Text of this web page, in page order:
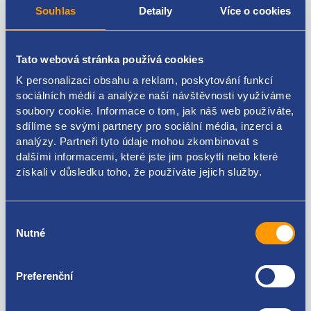
Souhlas Detaily Více o cookies
Tato webová stránka používá cookies
K personalizaci obsahu a reklam, poskytování funkcí
sociálních médií a analýze naší návštěvnosti využíváme
soubory cookie. Informace o tom, jak náš web používáte,
sdílíme se svými partnery pro sociální média, inzerci a
analýzy. Partneři tyto údaje mohou zkombinovat s
dalšími informacemi, které jste jim poskytli nebo které
získali v důsledku toho, že používáte jejich služby.
souhlasu
Nutné
Preferenční
napětí [V] 12
počet pólů 7
originální číslo
9640469680